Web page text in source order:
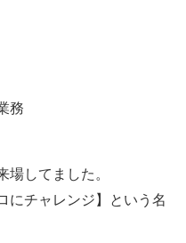
務
場してました。
にチャレンジ】という名